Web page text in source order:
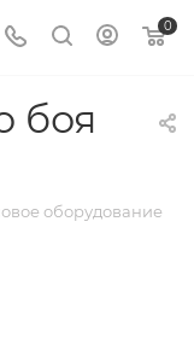
0
боя
оборудование